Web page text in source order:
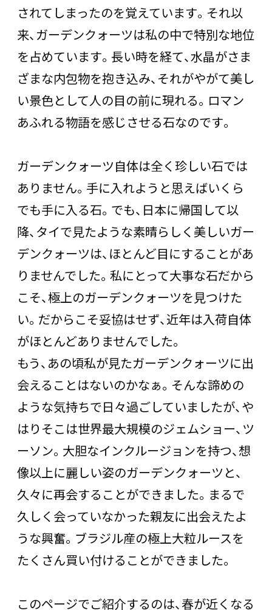
されてしまったのを覚えています。それ以
来、ガーデンクォーツは私の中で特別な地位
を占めています。長い時を経て、水晶がさま
ざまな内包物を抱き込み、それがやがて美し
い景色として人の目の前に現れる。ロマン
あふれる物語を感じさせる石なのです。
ガーデンクォーツ自体は全く珍しい石では
ありません。手に入れようと思えばいくら
でも手に入る石。でも、日本に帰国して以
降、タイで見たような素晴らしく美しいガー
デンクォーツは、ほとんど目にすることがあ
りませんでした。私にとって大事な石だから
こそ、極上のガーデンクォーツを見つけた
い。だからこそ妥協はせず、近年は入荷自体
がほとんどありませんでした。
もう、あの頃私が見たガーデンクォーツに出
会えることはないのかなぁ。そんな諦めの
ような気持ちで日々過ごしていましたが、や
はりそこは世界最大規模のジェムショー、ツ
ーソン。大胆なインクルージョンを持つ、想
像以上に麗しい姿のガーデンクォーツと、
久々に再会することができました。まるで
久しく会っていなかった親友に出会えたよ
うな興奮。ブラジル産の極上大粒ルースを
たくさん買い付けることができました。
このページでご紹介するのは、春が近くなる